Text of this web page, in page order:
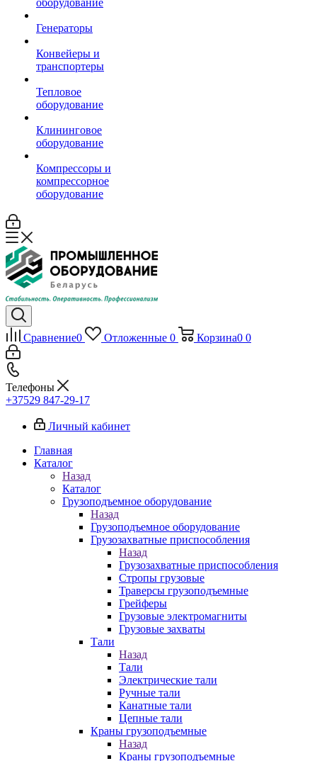
оборудование
Генераторы
Конвейеры и
транспортеры
Тепловое
оборудование
Клининговое
оборудование
Компрессоры и
компрессорное
оборудование
Сравнение0 Отложенные 0 Корзина0 0
Телефоны
+37529 847-29-17‬
Личный кабинет
Главная
Каталог
Назад
Каталог
Грузоподъемное оборудование
Назад
Грузоподъемное оборудование
Грузозахватные приспособления
Назад
Грузозахватные приспособления
Стропы грузовые
Траверсы грузоподъемные
Грейферы
Грузовые электромагниты
Грузовые захваты
Тали
Назад
Тали
Электрические тали
Ручные тали
Канатные тали
Цепные тали
Краны грузоподъемные
Назад
Краны грузоподъемные